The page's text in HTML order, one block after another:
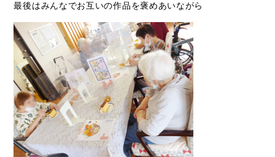
最後はみんなでお互いの作品を褒めあいながら